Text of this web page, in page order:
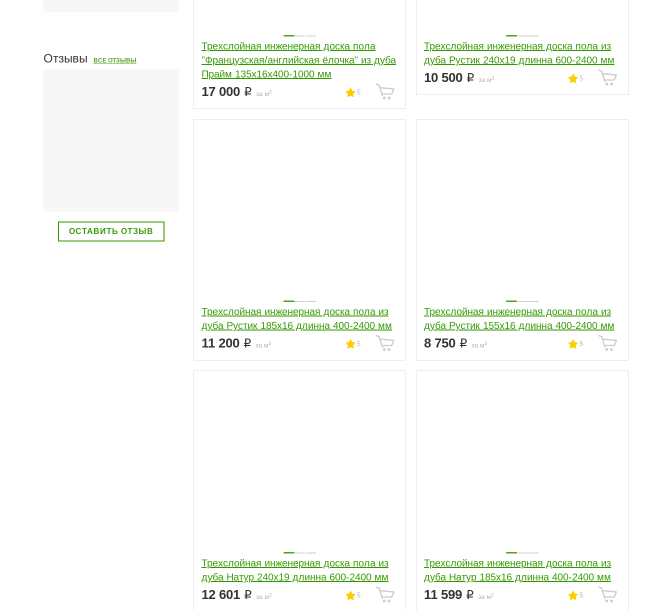
Отзывы ВСЕ ОТЗЫВЫ
ОСТАВИТЬ ОТЗЫВ
Трехслойная инженерная доска пола
"Французская/английская ёлочка" из дуба
Прайм 135х16х400-1000 мм
17 000 за м2 5
Трехслойная инженерная доска пола из
дуба Рустик 240х19 длинна 600-2400 мм
10 500 за м2 5
Трехслойная инженерная доска пола из
дуба Рустик 185х16 длинна 400-2400 мм
11 200 за м2 5
Трехслойная инженерная доска пола из
дуба Рустик 155х16 длинна 400-2400 мм
8 750 за м2 5
Трехслойная инженерная доска пола из
дуба Натур 240х19 длинна 600-2400 мм
12 601 за м2 5
Трехслойная инженерная доска пола из
дуба Натур 185х16 длинна 400-2400 мм
11 599 за м2 5